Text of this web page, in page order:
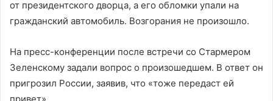
от президентского дворца, а его обломки упали на
гражданский автомобиль. Возгорания не произошло.
На пресс-конференции после встречи со Стармером
Зеленскому задали вопрос о произошедшем. В ответ он
пригрозил России, заявив, что «тоже передаст ей